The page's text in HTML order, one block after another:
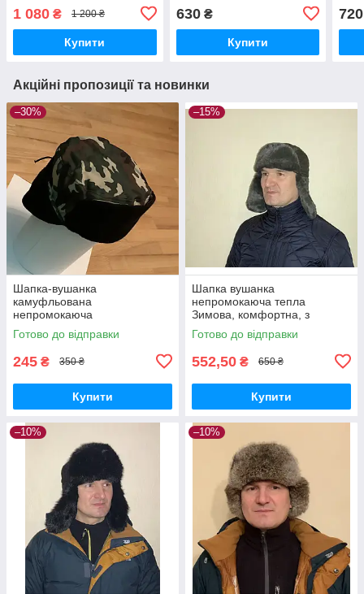
1 080 ₴ 1 200 ₴
Купити
630₴
Купити
720
Акційні пропозиції та новинки
–30%
Шапка-вушанка
камуфльована
непромокаюча
Готово до відправки
245 ₴ 350 ₴
Купити
–15%
Шапка вушанка
непромокаюча тепла
Зимова, комфортна, з
регулюванням розміру ( 56-
58). Хакі
Готово до відправки
552,50 ₴ 650 ₴
Купити
–10% –10%